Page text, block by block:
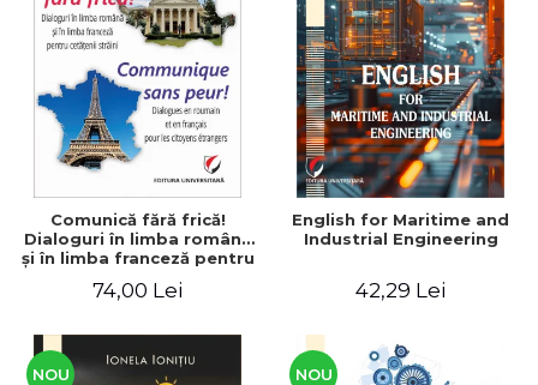
Comunică fără frică!
Dialoguri în limba română
şi în limba franceză pentru
străini/Communique sans
roumain et en français
pour les citoyens
étrangers
74,00 Lei
English for Maritime and
Industrial Engineering
42,29 Lei
NOU NOU